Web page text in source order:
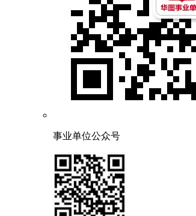
事业单位公众号